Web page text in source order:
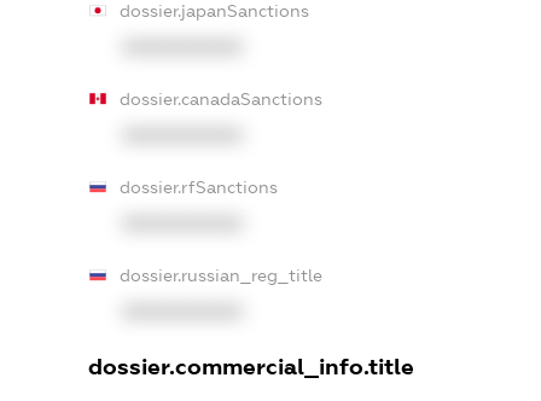
dossier.japanSanctions
dossier.canadaSanctions
dossier.rfSanctions
dossier.russian_reg_title
dossier.commercial_info.title